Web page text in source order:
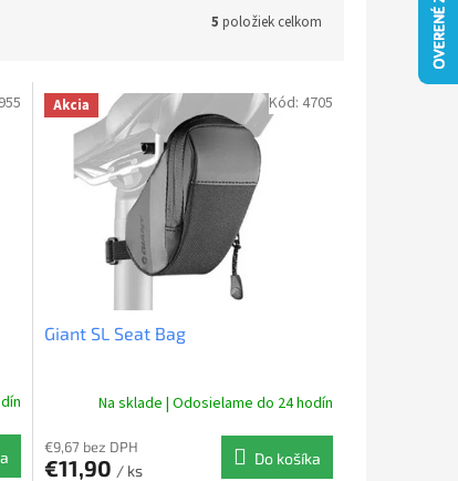
5 položiek celkom
Akcia
Giant SL Seat Bag
Na sklade | Odosielame do 24 hodín
€9,67 bez DPH
€11,90 / ks
Do košíka
Kód: 4705